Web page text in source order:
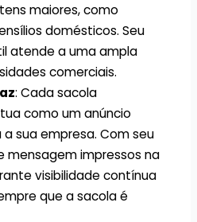
maiores, como
domésticos. Seu
atende a uma ampla
comerciais.
: Cada sacola
como um anúncio
sua empresa. Com seu
mensagem impressos na
visibilidade contínua
que a sacola é